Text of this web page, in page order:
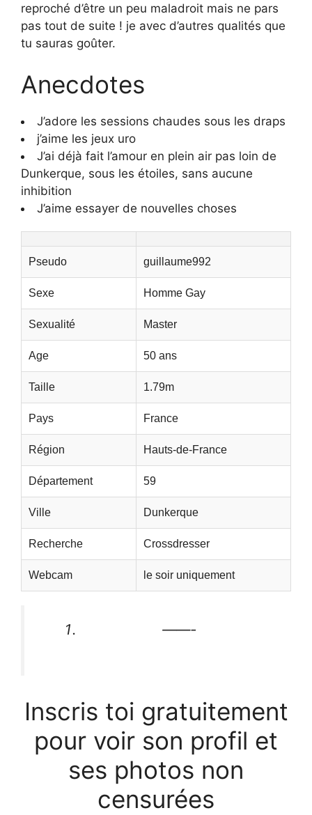
reproché d’être un peu maladroit mais ne pars
pas tout de suite ! je avec d’autres qualités que
tu sauras goûter.
Anecdotes
J’adore les sessions chaudes sous les draps
j’aime les jeux uro
J’ai déjà fait l’amour en plein air pas loin de
Dunkerque, sous les étoiles, sans aucune
inhibition
J’aime essayer de nouvelles choses
Pseudo guillaume992
Sexe Homme Gay
Sexualité Master
Age 50 ans
Taille 1.79m
Pays France
Région Hauts-de-France
Département 59
Ville Dunkerque
Recherche Crossdresser
Webcam le soir uniquement
——-
Inscris toi gratuitement
pour voir son profil et
ses photos non
censurées